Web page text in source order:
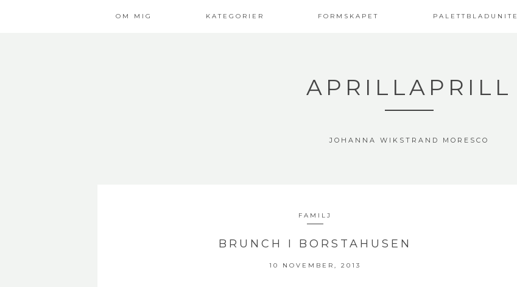
OM MIG KATEGORIER FORMSKAPET PALETTBLADUNITE
APRILLAPRILL
JOHANNA WIKSTRAND MORESCO
FAMILJ
BRUNCH I BORSTAHUSEN
10 NOVEMBER, 2013